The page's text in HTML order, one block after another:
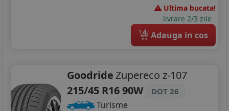
Ultima bucata!
livrare 2/3 zile
4 Adauga in cos
GoodrideZupereco z-107
215/45 R16 90W
DOT 26
Turisme